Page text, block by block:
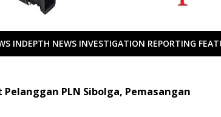
INDEPTH NEWS INVESTIGATION REPORTING
PLN Sibolga, Pemasangan